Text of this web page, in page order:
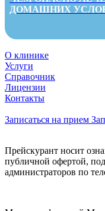
ДОМАШНИХ
О клинике
Услуги
Справочник
Лицензии
Контакты
Записаться на прием
Прейскурант носит
публичной офертой,
администраторов по